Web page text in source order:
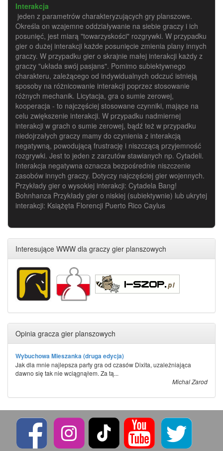
Interakcja
jeden z parametrów charakteryzujących gry planszowe.
Określa on wzajemne oddziaływanie na siebie graczy i ich
posunięć, jest miarą "towarzyskości" rozgrywki. W przypadku
gier o dużej interakcji każde posunięcie zmienia plany innych
graczy. W przypadku gier o skrajnie małej interakcji każdy z
graczy "układa swój pasjans". Pomimo subiektywnego
charakteru, zależącego od indywidualnych odczuć istnieją
sposoby na różnicowanie interakcji poprzez stosowanie
różnych mechanik. Licytacja, gra o sumie zerowej,
kooperacja - to najczęściej stosowane czynniki, mające na
celu zwiększenie interakcji. W przypadku nadmiernej
interakcji w grach o sumie zerowej, bądź też w przypadku
niedojrzałych graczy mamy do czynienia z interakcją
negatywną, powodującą frustrację i niszczącą przyjemność
rozgrywki. Jest to jeden z zarzutów stawianych np. Cytadeli.
Interakcja negatywna oznacza bezpośrednie niszczenie
zasobów innych graczy. Dotyczy najczęściej gier wojennych.
Przykłady gier o wysokiej interakcji: Cytadela Bang!
Bohnhanza Przykłady gier o niskiej (subiektywnie) lub ukrytej
interakcji: Książęta Florencji Puerto Rico Caylus
Interesujące WWW dla graczy gier planszowych
Opinia gracza gier planszowych
Wybuchowa Mieszanka (druga edycja)
Jak dla mnie najlepsza party gra od czasów Dixita, uzależniająca
dawno się tak nie wciągnąłem. Za tą...
Michal Zarod